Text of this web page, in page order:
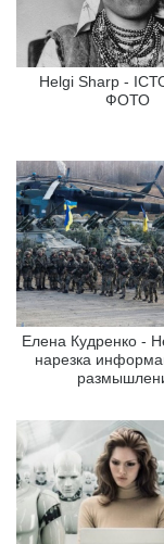
Helgi Sharp -
ФОТО
Елена Кудренко -
нарезка